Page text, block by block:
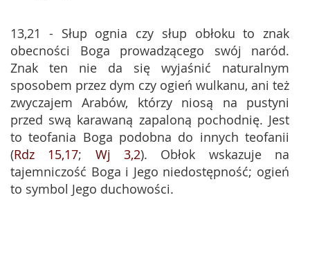
13,21 - Słup ognia czy słup obłoku to znak
obecności Boga prowadzącego swój naród.
Znak ten nie da się wyjaśnić naturalnym
sposobem przez dym czy ogień wulkanu, ani też
zwyczajem Arabów, którzy niosą na pustyni
przed swą karawaną zapaloną pochodnię. Jest
to teofania Boga podobna do innych teofanii
(Rdz 15,17; Wj 3,2). Obłok wskazuje na
tajemniczość Boga i Jego niedostępność; ogień
to symbol Jego duchowości.